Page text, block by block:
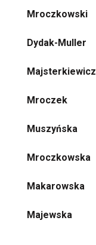
Mroczkowski
Dydak-Muller
Majsterkiewicz
Mroczek
Muszyńska
Mroczkowska
Makarowska
Majewska